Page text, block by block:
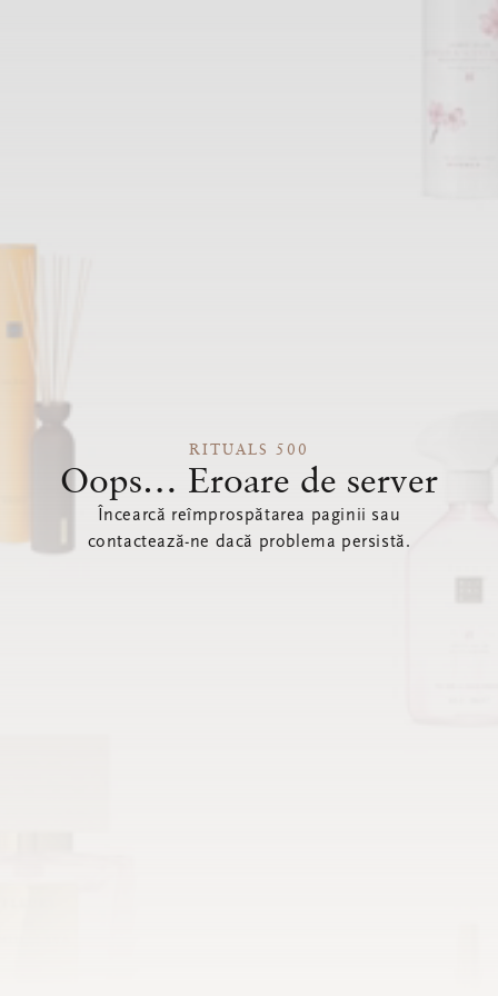
RITUALS 500
Oops… Eroare de server
Încearcă reîmprospătarea paginii sau
contactează-ne dacă problema persistă.